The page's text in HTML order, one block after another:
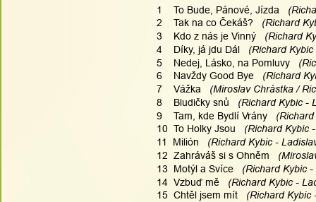
1    To Bude, Pánové, Jízda
2    Tak na co Čekáš?
(Richard
3    Kdo z nás je Vinný
(Richard
4    Díky, já jdu Dál
(Richard Kybic
5    Nedej, Lásko, na Pomluvy
6    Navždy Good Bye
(Richard
7    Vážka
(Miroslav Chrástka /
8    Bludičky snů
(Richard Kybic -
9    Tam, kde Bydlí Vrány
10  To Holky Jsou
(Richard Kybic
11  Milión
(Richard Kybic -
12  Zahráváš si s Ohněm
13  Motýl a Svíce
(Richard Kybic
14  Vzbuď mě
(Richard Kybic -
15  Chtěl jsem mít
(Richard Kybic